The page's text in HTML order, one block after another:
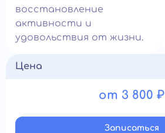
восстановление
активности и
удовольствия от жизни.
Цена
от 3 800 ₽
Записатьcя